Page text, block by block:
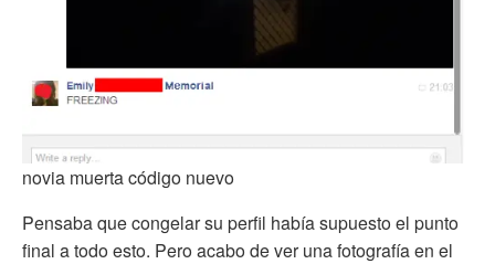
novia muerta código nuevo
Pensaba que congelar su perfil había supuesto el punto
final a todo esto. Pero acabo de ver una fotografía en el